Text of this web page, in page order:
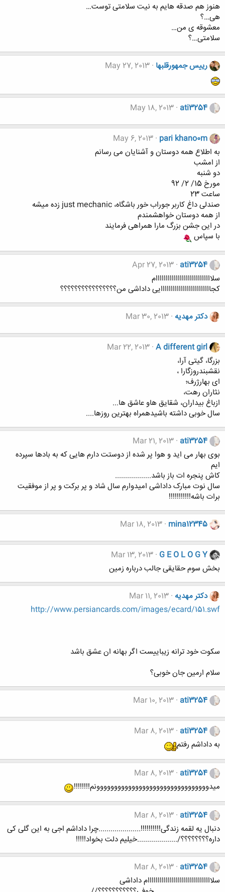
هنوز هم صدقه هایم به نیت سلامتی توست…
هی…؟
معشوقه ی من…
سلامتی…؟
رییس جمهورقلبها May 27, 2013
ati3254
May 18, 2013
pari khano0m
May 6, 2013
به اطلاع همه دوستان و آشنایان می رسانم
از امشب
دو شنبه
مورخ 15/ 2/ 92
ساعت 23
صندلی داغ کاربر جوراب خور باشگاه، just mechanic زده میشه
از همه دوستان خواهشمندم
در این جشن بزرگ مارا همراهی فرمایند
با سپاس
ati3254
Apr 27, 2013
سلاااااااااااااااااااااااااااام
کجااااااااااااااااااااااااایی داداشی من؟؟؟؟؟؟؟؟؟؟؟؟؟؟؟؟
دکتر مهدیه Mar 30, 2013
A different girl
Mar 22, 2013
بزرگا، گیتی آرا،
نقشبندروزگارا ،
ای بهارژرف؛
نثاران رهت،
ازباغ بیداران، شقایق هاو عاشق ها...
سال خوبی داشته باشیدهمراه بهترین روزها....
ati3254
Mar 21, 2013
بوی بهار می اید و هوا پر شده از دوستت دارم هایی که به بادها سپرده
ایم
کاش پنجره ات باز باشد..................
سال نوت مبارک داداشی امیدوارم سال شاد و پر برکت و پر از موفقیت
برات باشه!!!!!!!!!!!
mina12345
Mar 18, 2013
G E O L O G Y
Mar 13, 2013
بخش سوم حقایقی جالب درباره زمین
دکتر مهدیه Mar 11, 2013
http://www.persiancards.com/images/ecard/151.swf
سکوت خود ترانه زیباییست اگر بهانه ان عشق باشد
سلام ارمین جان خوبی؟
ati3254
Mar 10, 2013
ati3254
Mar 8, 2013
به داداشم رفتم
ati3254
Mar 8, 2013
میدوووووووووووووووووووووووووووووووونم!!!!!!!!
ati3254
Mar 8, 2013
دنبال یه لقمه زندگی!!!!!!!!!!.....................چرا داداشم اجی به این گلی کی
داره؟؟؟؟؟؟؟؟/....................خیلیم دلت بخواد!!!!!
ati3254
Mar 8, 2013
سلاااااااااااااااااااااااااااااااام داداشی